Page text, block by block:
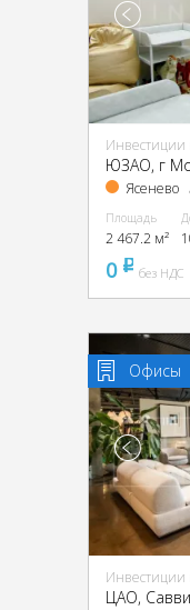
Ясенево
Площадь
2 467.2 м²
0 pуббез НДС
Офисы
Инвестиции
ЦАО,